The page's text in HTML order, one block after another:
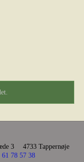
3
4733 Tappernøje
61 78 57 38